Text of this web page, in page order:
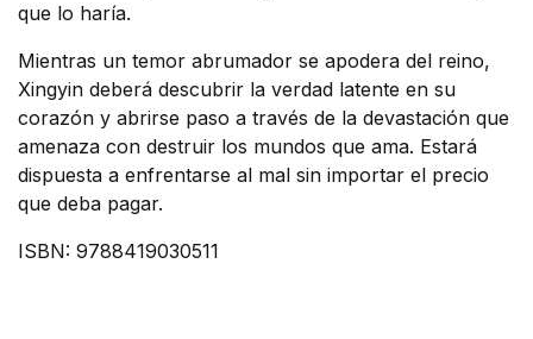
que lo haría.
Mientras un temor abrumador se apodera del reino,
Xingyin deberá descubrir la verdad latente en su
corazón y abrirse paso a través de la devastación que
amenaza con destruir los mundos que ama. Estará
dispuesta a enfrentarse al mal sin importar el precio
que deba pagar.
ISBN: 9788419030511